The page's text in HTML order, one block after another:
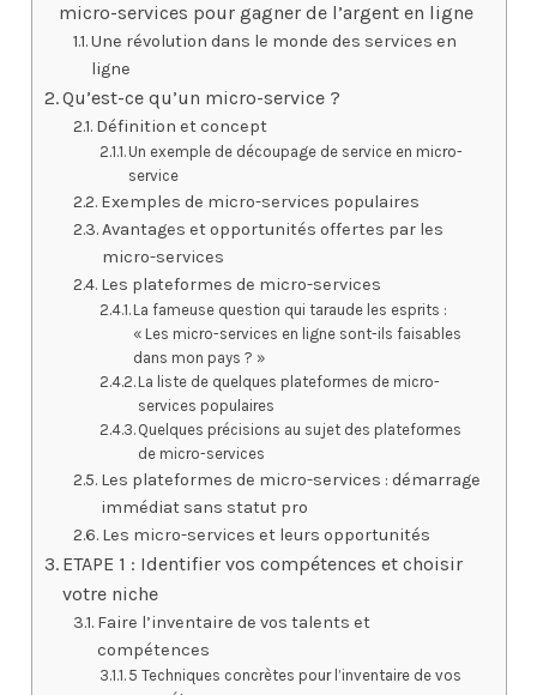
micro-services pour gagner de l’argent en ligne
Une révolution dans le monde des services en
ligne
Qu’est-ce qu’un micro-service ?
Définition et concept
Un exemple de découpage de service en micro-
service
Exemples de micro-services populaires
Avantages et opportunités offertes par les
micro-services
Les plateformes de micro-services
La fameuse question qui taraude les esprits :
« Les micro-services en ligne sont-ils faisables
dans mon pays ? »
La liste de quelques plateformes de micro-
services populaires
Quelques précisions au sujet des plateformes
de micro-services
Les plateformes de micro-services : démarrage
immédiat sans statut pro
Les micro-services et leurs opportunités
ETAPE 1 : Identifier vos compétences et choisir
votre niche
Faire l’inventaire de vos talents et
compétences
5 Techniques concrètes pour l’inventaire de vos